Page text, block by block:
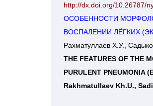
http://dx.doi.org/10.26787/
ОСОБЕННОСТИ
ВОСПАЛЕНИИ ЛЁГКИХ
Рахматуллаев Х.У.,
THE FEATURES OF THE
PURULENT PNEUMONIA